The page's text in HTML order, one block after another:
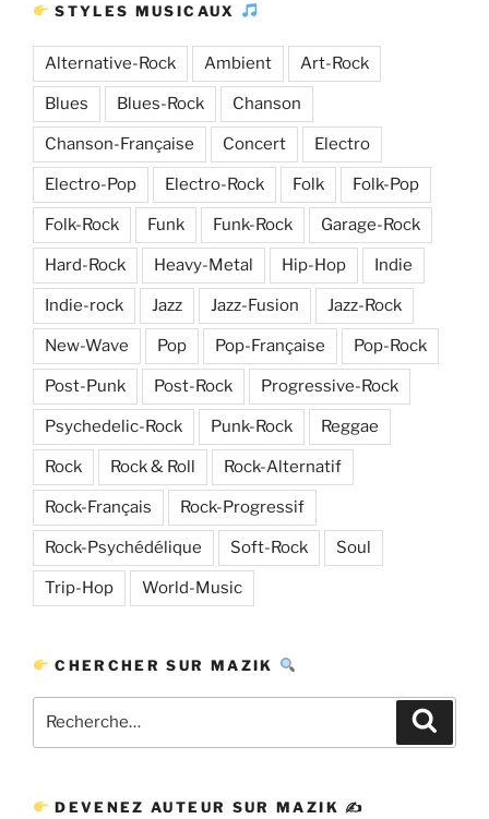
STYLES MUSICAUX
Alternative-Rock Ambient Art-Rock
Blues Blues-Rock Chanson
Chanson-Française Concert Electro
Electro-Pop Electro-Rock Folk Folk-Pop
Folk-Rock Funk Funk-Rock Garage-Rock
Hard-Rock Heavy-Metal Hip-Hop Indie
Indie-rock Jazz Jazz-Fusion Jazz-Rock
New-Wave Pop Pop-Française Pop-Rock
Post-Punk Post-Rock Progressive-Rock
Psychedelic-Rock Punk-Rock Reggae
Rock Rock & Roll Rock-Alternatif
Rock-Français Rock-Progressif
Rock-Psychédélique Soft-Rock Soul
Trip-Hop World-Music
CHERCHER SUR MAZIK
pour
DEVENEZ AUTEUR SUR MAZIK ✍